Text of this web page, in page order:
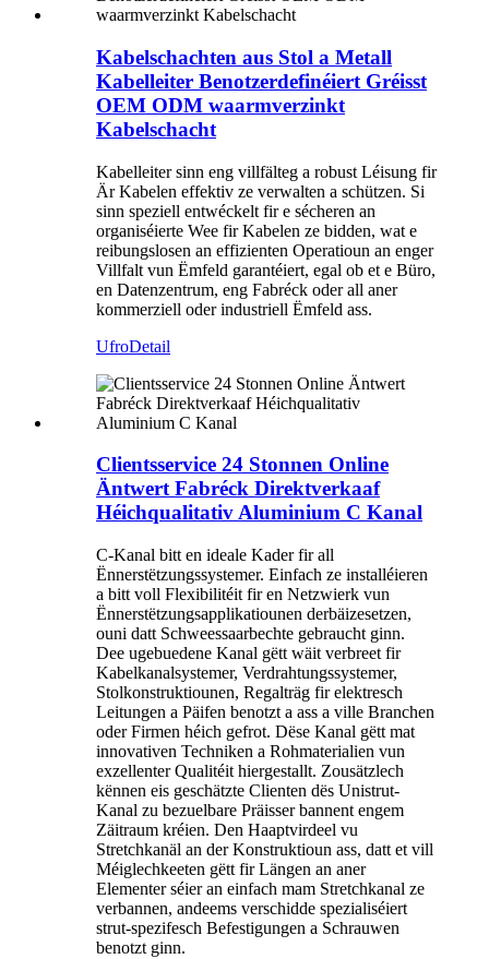
Kabelschachten aus Stol a Metall
Kabelleiter Benotzerdefinéiert Gréisst
OEM ODM waarmverzinkt
Kabelschacht
Kabelleiter sinn eng villfälteg a robust Léisung fir
Är Kabelen effektiv ze verwalten a schützen. Si
sinn speziell entwéckelt fir e sécheren an
organiséierte Wee fir Kabelen ze bidden, wat e
reibungslosen an effizienten Operatioun an enger
Villfalt vun Ëmfeld garantéiert, egal ob et e Büro,
en Datenzentrum, eng Fabréck oder all aner
kommerziell oder industriell Ëmfeld ass.
UfroDetail
Clientsservice 24 Stonnen Online
Äntwert Fabréck Direktverkaaf
Héichqualitativ Aluminium C Kanal
C-Kanal bitt en ideale Kader fir all
Ënnerstëtzungssystemer. Einfach ze installéieren
a bitt voll Flexibilitéit fir en Netzwierk vun
Ënnerstëtzungsapplikatiounen derbäizesetzen,
ouni datt Schweessaarbechte gebraucht ginn.
Dee ugebuedene Kanal gëtt wäit verbreet fir
Kabelkanalsystemer, Verdrahtungssystemer,
Stolkonstruktiounen, Regalträg fir elektresch
Leitungen a Päifen benotzt a ass a ville Branchen
oder Firmen héich gefrot. Dëse Kanal gëtt mat
innovativen Techniken a Rohmaterialien vun
exzellenter Qualitéit hiergestallt. Zousätzlech
kënnen eis geschätzte Clienten dës Unistrut-
Kanal zu bezuelbare Präisser bannent engem
Zäitraum kréien. Den Haaptvirdeel vu
Stretchkanäl an der Konstruktioun ass, datt et vill
Méiglechkeeten gëtt fir Längen an aner
Elementer séier an einfach mam Stretchkanal ze
verbannen, andeems verschidde spezialiséiert
strut-spezifesch Befestigungen a Schrauwen
benotzt ginn.